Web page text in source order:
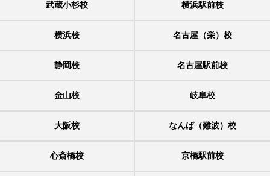
武蔵小杉校 横浜駅前校
横浜校 名古屋（栄）校
静岡校 名古屋駅前校
金山校 岐阜校
大阪校 なんば（難波）校
心斎橋校 京橋駅前校